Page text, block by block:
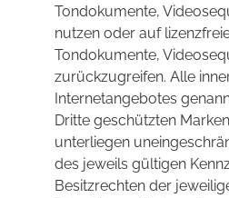
Tondokumente,
nutzen oder auf
Tondokumente,
zurückzugreifen. Alle
Internetangebotes
Dritte geschützten
unterliegen
des jeweils gültigen
Besitzrechten der